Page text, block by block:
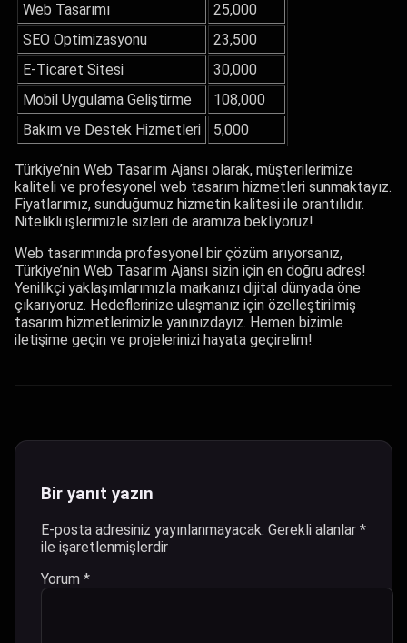
Web Tasarımı
25,000
SEO Optimizasyonu
23,500
E-Ticaret Sitesi
30,000
Mobil Uygulama Geliştirme
108,000
Bakım ve Destek Hizmetleri
5,000
Türkiye’nin Web Tasarım Ajansı olarak, müşterilerimize
kaliteli ve profesyonel web tasarım hizmetleri sunmaktayız.
Fiyatlarımız, sunduğumuz hizmetin kalitesi ile orantılıdır.
Nitelikli işlerimizle sizleri de aramıza bekliyoruz!
Web tasarımında profesyonel bir çözüm arıyorsanız,
Türkiye’nin Web Tasarım Ajansı sizin için en doğru adres!
Yenilikçi yaklaşımlarımızla markanızı dijital dünyada öne
çıkarıyoruz. Hedeflerinize ulaşmanız için özelleştirilmiş
tasarım hizmetlerimizle yanınızdayız. Hemen bizimle
iletişime geçin ve projelerinizi hayata geçirelim!
Bir yanıt yazın
E-posta adresiniz yayınlanmayacak. Gerekli alanlar *
ile işaretlenmişlerdir
Yorum *